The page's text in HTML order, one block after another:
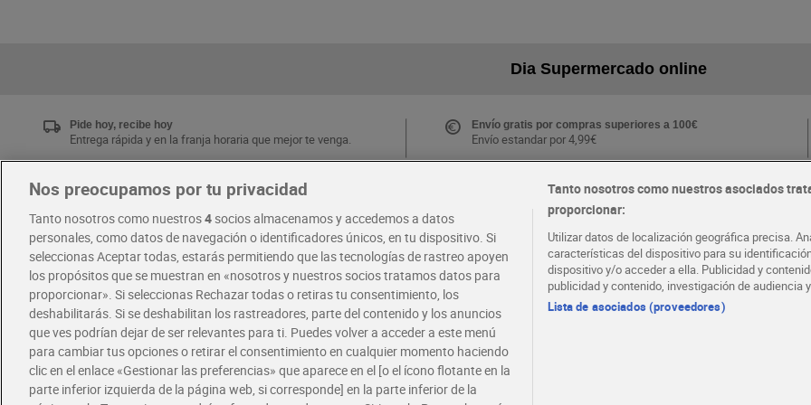
Dia Supermercado online
Pide hoy, recibe hoy
Entrega rápida y en la franja horaria que mejor te venga.
Envío gratis por compras superiores a 100€
Envío estandar por 4,99€
Disfruta las ventajas y ofertas exclusivas.
Descárgate la APP Dia
Folletos y Tiendas
cercana
RECETAS · COMER MEJOR CADA DIA · EMPLEO
Nos preocupamos por tu privacidad
Tanto nosotros como nuestros4socios almacenamos y accedemos a datos
personales, como datos de navegación o identificadores únicos, en tu dispositivo. Si
seleccionas Aceptar todas, estarás permitiendo que las tecnologías de rastreo apoyen
los propósitos que se muestran en «nosotros y nuestros socios tratamos datos para
proporcionar». Si seleccionas Rechazar todas o retiras tu consentimiento, los
deshabilitarás. Si se deshabilitan los rastreadores, parte del contenido y los anuncios
que ves podrían dejar de ser relevantes para ti. Puedes volver a acceder a este menú
para cambiar tus opciones o retirar el consentimiento en cualquier momento haciendo
clic en el enlace «Gestionar las preferencias» que aparece en el [o el ícono flotante en la
parte inferior izquierda de la página web, si corresponde] en la parte inferior de la
Tanto nosotros como nuestros asociados
proporcionar:
Utilizar datos de localización geográfica precisa.
características del dispositivo para su
dispositivo y/o acceder a ella. Publicidad y
publicidad y contenido, investigación de audiencia
Lista de asociados (proveedores)